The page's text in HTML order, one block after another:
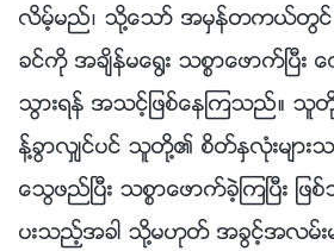
လိမ့္မည္၊ သို႔ေသာ္ အမွန္တကယ္တြ
ခင္ကို အခ်ိန္မေ႐ြး သစၥာေဖာက္ၿပီ
သြားရန္ အသင့္ျဖစ္ေနၾကသည္။ သူ
န႔္ခြာလွ်င္ပင္ သူတို႔၏ စိတ္ႏွလုံးမ်ာ
ေသြဖည္ၿပီး သစၥာေဖာက္ခဲ့ၾကၿပီး
ပးသည့္အခါ သို႔မဟုတ္ အခြင့္အလမ္း